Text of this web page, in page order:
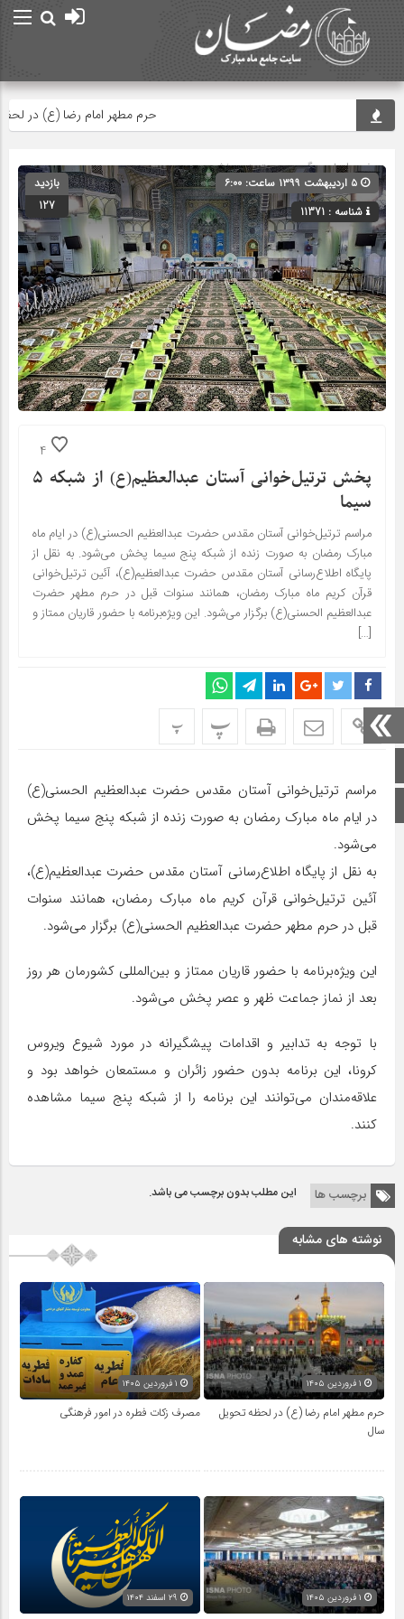
اینستاگرام
حرم مطهر امام رضا (ع) در لحظه
صفحه اصلی» گروه » دسته‌بندی نشده
شناسه : 11371
بازدید
127
4
پخش ترتیل‌‌خوانی آستان عبدالعظیم(ع) از شبکه ۵
سیما
مراسم ترتیل‌‌خوانی آستان مقدس حضرت عبدالعظیم الحسنی(ع) در ایام ماه
مبارک رمضان به صورت زنده از شبکه پنج سیما پخش می‌شود. به نقل از
پایگاه اطلاع‌رسانی آستان مقدس حضرت عبدالعظیم(ع)، آئین ترتیل‌خوانی
قرآن کریم ماه مبارک رمضان، همانند سنوات قبل در حرم مطهر حضرت
عبدالعظیم الحسنی(ع) برگزار می‌شود. این ویژه‌برنامه با حضور قاریان ممتاز و
[…]
پ پ
مراسم ترتیل‌‌خوانی آستان مقدس حضرت عبدالعظیم الحسنی(ع)
در ایام ماه مبارک رمضان به صورت زنده از شبکه پنج سیما پخش
می‌شود.
به نقل از پایگاه اطلاع‌رسانی آستان مقدس حضرت عبدالعظیم(ع)،
آئین ترتیل‌خوانی قرآن کریم ماه مبارک رمضان، همانند سنوات
قبل در حرم مطهر حضرت عبدالعظیم الحسنی(ع) برگزار می‌شود.
این ویژه‌برنامه با حضور قاریان ممتاز و بین‌المللی کشورمان هر روز
بعد از نماز جماعت ظهر و عصر پخش می‌شود.
با توجه به تدابیر و اقدامات پیشگیرانه در مورد شیوع ویروس
کرونا، این برنامه بدون حضور زائران و مستمعان خواهد بود و
علاقه‌مندان می‌توانند این برنامه را از شبکه پنج سیما مشاهده
کنند.
برچسب ها این مطلب بدون برچسب می باشد.
نوشته های مشابه
حرم مطهر امام رضا (ع) در لحظه تحویل
سال
مصرف زکات فطره در امور فرهنگی